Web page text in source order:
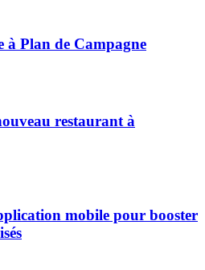
à Plan de Campagne
restaurant à
mobile pour booster